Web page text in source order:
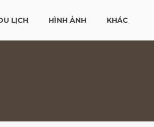
LỊCH HÌNH ẢNH KHÁC